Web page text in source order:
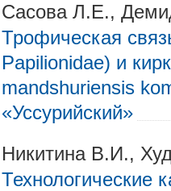
Сасова Л.Е.,
Трофическая
Papilionidae) и
mandshuriensis
«Уссурийский»
Никитина В.И.,
Технологические